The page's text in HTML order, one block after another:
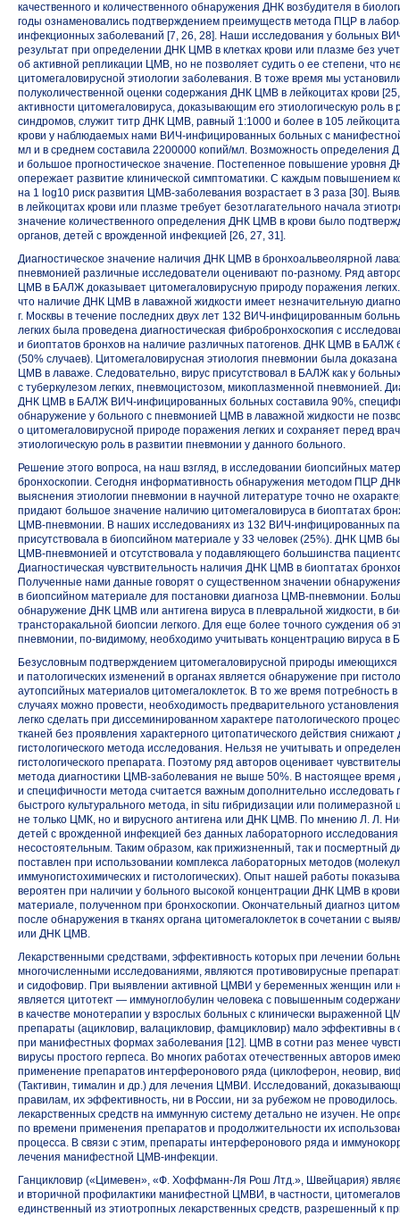
качественного и количественного обнаружения ДНК возбудителя в
годы ознаменовались подтверждением преимуществ метода ПЦР в
инфекционных заболеваний [7, 26, 28]. Наши исследования у больных
результат при определении ДНК ЦМВ в клетках крови или плазме без
об активной репликации ЦМВ, но не позволяет судить о ее степени, что
цитомегаловирусной этиологии заболевания. В тоже время мы
полуколичественной оценки содержания ДНК ЦМВ в лейкоцитах крови
активности цитомегаловируса, доказывающим его этиологическую роль в
синдромов, служит титр ДНК ЦМВ, равный 1:1000 и более в 105
крови у наблюдаемых нами ВИЧ-инфицированных больных с
мл и в среднем составила 2200000 копий/мл. Возможность
и большое прогностическое значение. Постепенное повышение уровня
опережает развитие клинической симптоматики. С каждым повышением
на 1 log10 риск развития ЦМВ-заболевания возрастает в 3 раза [30].
в лейкоцитах крови или плазме требует безотлагательного начала
значение количественного определения ДНК ЦМВ в крови было
органов, детей с врожденной инфекцией [26, 27, 31].
Диагностическое значение наличия ДНК ЦМВ в бронхоальвеолярной
пневмонией различные исследователи оценивают по-разному. Ряд
ЦМВ в БАЛЖ доказывает цитомегаловирусную природу поражения
что наличие ДНК ЦМВ в лаважной жидкости имеет незначительную
г. Москвы в течение последних двух лет 132 ВИЧ-инфицированным
легких была проведена диагностическая фибробронхоскопия с
и биоптатов бронхов на наличие различных патогенов. ДНК ЦМВ в БАЛЖ
(50% случаев). Цитомегаловирусная этиология пневмонии была
ЦМВ в лаваже. Следовательно, вирус присутствовал в БАЛЖ как у
с туберкулезом легких, пневмоцистозом, микоплазменной пневмонией.
ДНК ЦМВ в БАЛЖ ВИЧ-инфицированных больных составила 90%,
обнаружение у больного с пневмонией ЦМВ в лаважной жидкости не
о цитомегаловирусной природе поражения легких и сохраняет перед
этиологическую роль в развитии пневмонии у данного больного.
Решение этого вопроса, на наш взгляд, в исследовании биопсийных
бронхоскопии. Сегодня информативность обнаружения методом ПЦР
выяснения этиологии пневмонии в научной литературе точно не
придают большое значение наличию цитомегаловируса в биоптатах
ЦМВ-пневмонии. В наших исследованиях из 132 ВИЧ-инфицированных
присутствовала в биопсийном материале у 33 человек (25%). ДНК ЦМВ
ЦМВ-пневмонией и отсутствовала у подавляющего большинства
Диагностическая чувствительность наличия ДНК ЦМВ в биоптатах
Полученные нами данные говорят о существенном значении
в биопсийном материале для постановки диагноза ЦМВ-пневмонии.
обнаружение ДНК ЦМВ или антигена вируса в плевральной жидкости, в
трансторакальной биопсии легкого. Для еще более точного суждения об
пневмонии, по-видимому, необходимо учитывать концентрацию вируса
Безусловным подтверждением цитомегаловирусной природы имеющихся
и патологических изменений в органах является обнаружение при
аутопсийных материалов цитомегалоклеток. В то же время потребность
случаях можно провести, необходимость предварительного
легко сделать при диссеминированном характере патологического
тканей без проявления характерного цитопатического действия снижают
гистологического метода исследования. Нельзя не учитывать и
гистологического препарата. Поэтому ряд авторов оценивает
метода диагностики ЦМВ-заболевания не выше 50%. В настоящее время
и специфичности метода считается важным дополнительно исследовать
быстрого культурального метода, in situ гибридизации или
не только ЦМК, но и вирусного антигена или ДНК ЦМВ. По мнению Л. Л.
детей с врожденной инфекцией без данных лабораторного
несостоятельным. Таким образом, как прижизненный, так и посмертный
поставлен при использовании комплекса лабораторных методов
иммуногистохимических и гистологических). Опыт нашей работы
вероятен при наличии у больного высокой концентрации ДНК ЦМВ в
материале, полученном при бронхоскопии. Окончательный диагноз
после обнаружения в тканях органа цитомегалоклеток в сочетании с
или ДНК ЦМВ.
Лекарственными средствами, эффективность которых при лечении
многочисленными исследованиями, являются противовирусные
и сидофовир. При выявлении активной ЦМВИ у беременных женщин или
является цитотект — иммуноглобулин человека с повышенным
в качестве монотерапии у взрослых больных с клинически выраженной
препараты (ацикловир, валацикловир, фамцикловир) мало эффективны
при манифестных формах заболевания [12]. ЦМВ в сотни раз менее
вирусы простого герпеса. Во многих работах отечественных авторов
применение препаратов интерферонового ряда (циклоферон, неовир,
(Тактивин, тималин и др.) для лечения ЦМВИ. Исследований,
правилам, их эффективность, ни в России, ни за рубежом не
лекарственных средств на иммунную систему детально не изучен. Не
по времени применения препаратов и продолжительности их
процесса. В связи с этим, препараты интерферонового ряда и
лечения манифестной ЦМВ-инфекции.
Ганцикловир («Цимевен», «Ф. Хоффманн-Ля Рош Лтд.», Швейцария)
и вторичной профилактики манифестной ЦМВИ, в частности,
единственный из этиотропных лекарственных средств, разрешенный к